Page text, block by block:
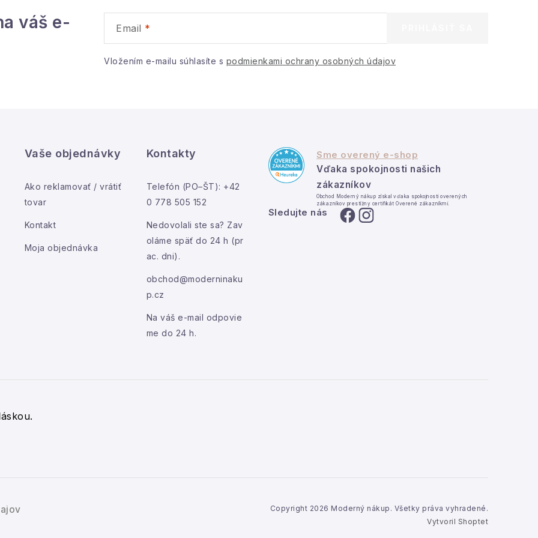
váš e-
Email
Vložením e-mailu súhlasíte s podmienkami ochrany osobných údajov
Vaše objednávky
Ako reklamovať / vrátiť
tovar
Kontakt
Moja objednávka
Kontakty
Telefón (PO–ŠT): +42
0 778 505 152
Nedovolali ste sa? Zav
oláme späť do 24 h (pr
ac. dni).
obchod@moderninaku
p.cz
Na váš e-mail odpovie
me do 24 h.
Sme overený e-shop
Vďaka spokojnosti našich
zákazníkov
Obchod Moderný nákup získal vďaka spokojnosti overených
zákazníkov prestížny certifikát Overené zákazníkmi.
Sledujte nás
Vytvoril Shoptet
Copyright 2026 Moderný nákup . Všetky práva vyhradené.